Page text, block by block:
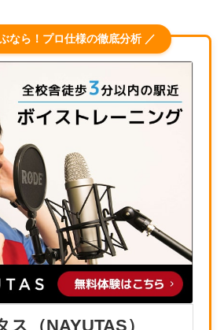
なら！プロ仕様の徹底分析 ／
ス（NAYUTAS）